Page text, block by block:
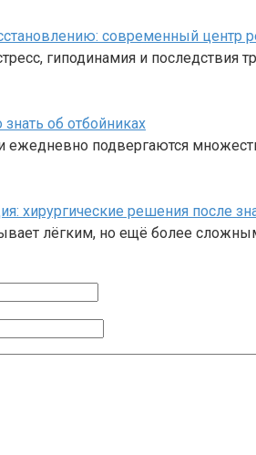
современный центр
гиподинамия и последствия
об отбойниках
подвергаются
хирургические решения после
лёгким, но ещё более